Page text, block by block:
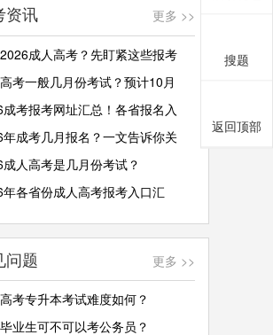
资讯 更多 >>
成人高考？先盯紧这些报考
考一般几月份考试？预计10月
考报考网址汇总！各省报名入
成考几月报名？一文告诉你关
人高考是几月份考试？
各省份成人高考报考入口汇
问题 更多 >>
考专升本考试难度如何？
业生可不可以考公务员？
搜题
返回顶部